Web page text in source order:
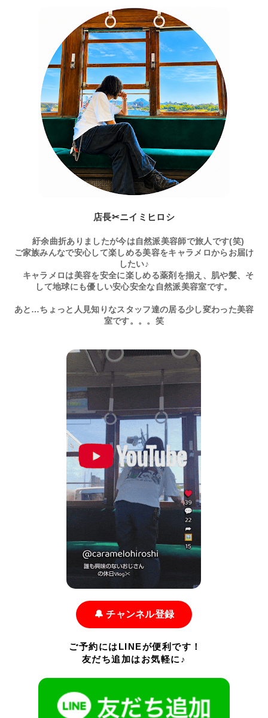
店長✂ニイミヒロシ
紆余曲折ありましたが今は自然派美容師で旅人です(笑)
ご家族みんなで安心して楽しめる美容をキャラメロからお届け
したい♪
キャラメロは美容を安全に楽しめる薬剤を揃え、肌や髪、そ
して地球にも優しい安心安全な自然派美容室です。
あと…ちょっと人見知りなスタッフ達の居る少し変わった美容
室です。。。笑
🔔 チャンネル登録
ご予約にはLINEが便利です！
友だち追加はお気軽に♪